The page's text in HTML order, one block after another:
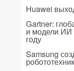
Huawei
Gartner:
и модели ИИ
году
Samsung